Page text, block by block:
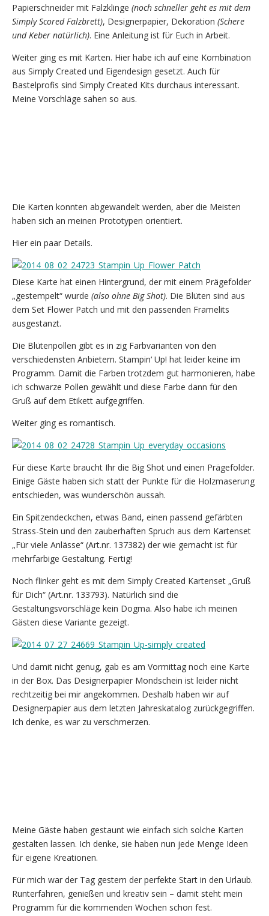
Papierschneider mit Falzklinge (noch schneller geht es mit dem
Simply Scored Falzbrett), Designerpapier, Dekoration (Schere
und Keber natürlich). Eine Anleitung ist für Euch in Arbeit.
Weiter ging es mit Karten. Hier habe ich auf eine Kombination
aus Simply Created und Eigendesign gesetzt. Auch für
Bastelprofis sind Simply Created Kits durchaus interessant.
Meine Vorschläge sahen so aus.
Die Karten konnten abgewandelt werden, aber die Meisten
haben sich an meinen Prototypen orientiert.
Hier ein paar Details.
Diese Karte hat einen Hintergrund, der mit einem Prägefolder
„gestempelt“ wurde (also ohne Big Shot). Die Blüten sind aus
dem Set Flower Patch und mit den passenden Framelits
ausgestanzt.
Die Blütenpollen gibt es in zig Farbvarianten von den
verschiedensten Anbietern. Stampin‘ Up! hat leider keine im
Programm. Damit die Farben trotzdem gut harmonieren, habe
ich schwarze Pollen gewählt und diese Farbe dann für den
Gruß auf dem Etikett aufgegriffen.
Weiter ging es romantisch.
Für diese Karte braucht Ihr die Big Shot und einen Prägefolder.
Einige Gäste haben sich statt der Punkte für die Holzmaserung
entschieden, was wunderschön aussah.
Ein Spitzendeckchen, etwas Band, einen passend gefärbten
Strass-Stein und den zauberhaften Spruch aus dem Kartenset
„Für viele Anlässe“ (Art.nr. 137382) der wie gemacht ist für
mehrfarbige Gestaltung. Fertig!
Noch flinker geht es mit dem Simply Created Kartenset „Gruß
für Dich“ (Art.nr. 133793). Natürlich sind die
Gestaltungsvorschläge kein Dogma. Also habe ich meinen
Gästen diese Variante gezeigt.
Und damit nicht genug, gab es am Vormittag noch eine Karte
in der Box. Das Designerpapier Mondschein ist leider nicht
rechtzeitig bei mir angekommen. Deshalb haben wir auf
Designerpapier aus dem letzten Jahreskatalog zurückgegriffen.
Ich denke, es war zu verschmerzen.
Meine Gäste haben gestaunt wie einfach sich solche Karten
gestalten lassen. Ich denke, sie haben nun jede Menge Ideen
für eigene Kreationen.
Für mich war der Tag gestern der perfekte Start in den Urlaub.
Runterfahren, genießen und kreativ sein – damit steht mein
Programm für die kommenden Wochen schon fest.